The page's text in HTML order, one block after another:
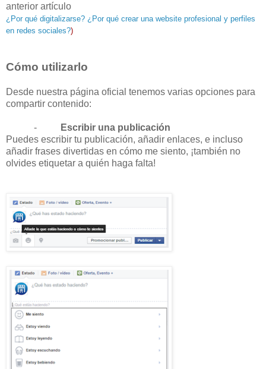
anterior artículo
¿Por qué digitalizarse? ¿Por qué crear una website profesional y perfiles
en redes sociales?)
Cómo utilizarlo
Desde nuestra página oficial tenemos varias opciones para
compartir contenido:
-
Escribir una publicación
Puedes escribir tu publicación, añadir enlaces, e incluso
añadir frases divertidas en cómo me siento, ¡también no
olvides etiquetar a quién haga falta!